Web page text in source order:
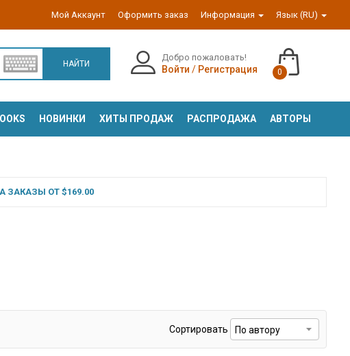
Мой Аккаунт Оформить заказ Информация Язык (RU)
НАЙТИ
Добро пожаловать!
Войти / Регистрация 0
НОВИНКИ ХИТЫ ПРОДАЖ РАСПРОДАЖА АВТОРЫ
ЗАКАЗЫ ОТ $169.00
Сортировать